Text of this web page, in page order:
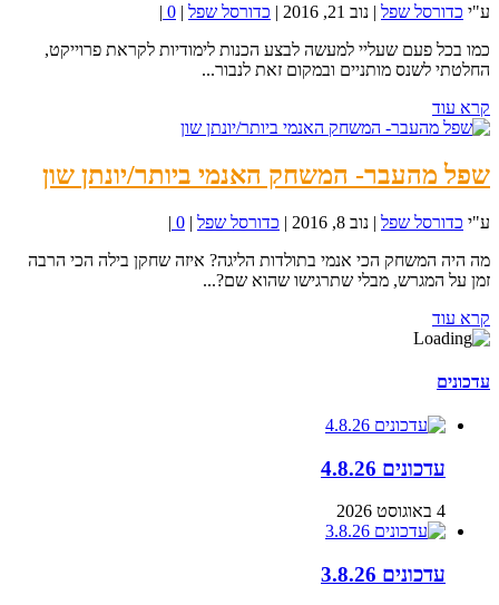
ע"י כדורסל שפל | נוב 21, 2016 | כדורסל שפל |
0
|
כמו בכל פעם שעליי למעשה לבצע הכנות לימודיות לקראת פרוייקט,
החלטתי לשנס מותניים ובמקום זאת לנבור...
קרא עוד
שפל מהעבר- המשחק האנמי ביותר/יונתן שון
ע"י כדורסל שפל | נוב 8, 2016 | כדורסל שפל |
0
|
מה היה המשחק הכי אנמי בתולדות הליגה? איזה שחקן בילה הכי הרבה
זמן על המגרש, מבלי שתרגישו שהוא שם?...
קרא עוד
עדכונים
עדכונים 4.8.26
4 באוגוסט 2026
עדכונים 3.8.26